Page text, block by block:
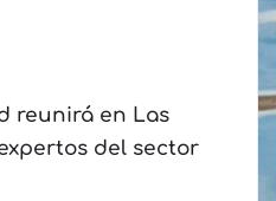
reunirá en Las
del sector